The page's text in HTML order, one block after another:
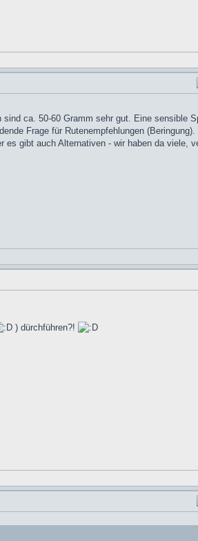
ca. 50-60 Gramm sehr gut. Eine sensible
Frage für Rutenempfehlungen (Beringung).
gibt auch Alternativen - wir haben da viele,
) dürchführen?!